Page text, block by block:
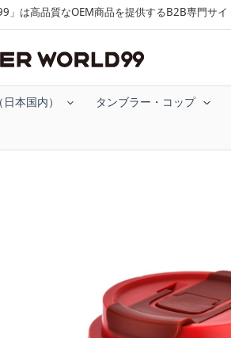
」は高品質なOEM商品を提供するB2B専門サイ
本国内） タンブラー・コップ